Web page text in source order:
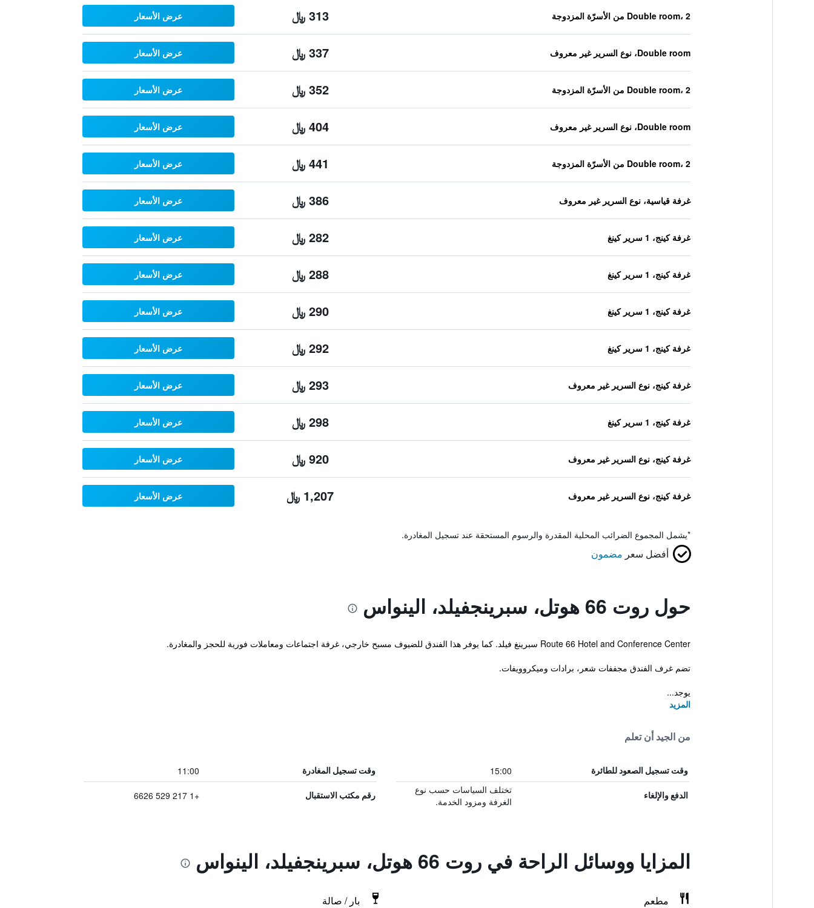
Double room، 2 من الأسرّة المزدوجة 313 ﷼ عرض الأسعار
Double room، نوع السرير غير معروف 337 ﷼ عرض الأسعار
Double room، 2 من الأسرّة المزدوجة 352 ﷼ عرض الأسعار
Double room، نوع السرير غير معروف 404 ﷼ عرض الأسعار
Double room، 2 من الأسرّة المزدوجة 441 ﷼ عرض الأسعار
غرفة قياسية، نوع السرير غير معروف 386 ﷼ عرض الأسعار
غرفة كينج، 1 سرير كينغ 282 ﷼ عرض الأسعار
غرفة كينج، 1 سرير كينغ 288 ﷼ عرض الأسعار
غرفة كينج، 1 سرير كينغ 290 ﷼ عرض الأسعار
غرفة كينج، 1 سرير كينغ 292 ﷼ عرض الأسعار
غرفة كينج، نوع السرير غير معروف 293 ﷼ عرض الأسعار
غرفة كينج، 1 سرير كينغ 298 ﷼ عرض الأسعار
غرفة كينج، نوع السرير غير معروف 920 ﷼ عرض الأسعار
غرفة كينج، نوع السرير غير معروف 1,207 ﷼ عرض الأسعار
*يشمل المجموع الضرائب المحلية المقدرة والرسوم المستحقة عند تسجيل المغادرة.
أفضل سعر مضمون
حول روت 66 هوتل، سبرينجفيلد، الينواس
Route 66 Hotel and Conference Center سبرينغ فيلد. كما يوفر هذا الفندق للضيوف مسبح خارجي، غرفة اجتماعات ومعاملات فورية للحجز والمغادرة.
تضم غرف الفندق مجففات شعر، برادات وميكروويفات.
يوجد...
المزيد
من الجيد أن تعلم
وقت تسجيل الصعود للطائرة 15:00 وقت تسجيل المغادرة 11:00
الدفع والإلغاء
تختلف السياسات حسب نوع
الغرفة ومزود الخدمة.
رقم مكتب الاستقبال +1 217 529 6626
المزايا ووسائل الراحة في روت 66 هوتل، سبرينجفيلد، الينواس
مطعم بار / صالة